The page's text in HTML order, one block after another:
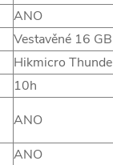
ANO
Vestavěné 16 GB
Hikmicro
10h
ANO
ANO